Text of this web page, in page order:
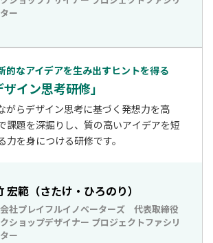
ー
的なアイデアを生み出すヒントを得る
イン思考研修」
がらデザイン思考に基づく発想力を高
課題を深掘りし、質の高いアイデアを短
力を身につける研修です。
宏範（さたけ・ひろのり）
社プレイフルイノベーターズ 代表取締役
ショップデザイナー プロジェクトファシリ
ー